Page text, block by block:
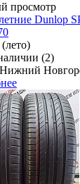
просмотр
Dunlop
(2)